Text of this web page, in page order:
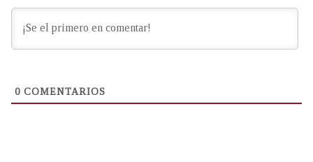
0 COMENTARIOS